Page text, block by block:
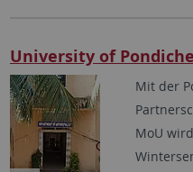
University of
Mit der
MoU